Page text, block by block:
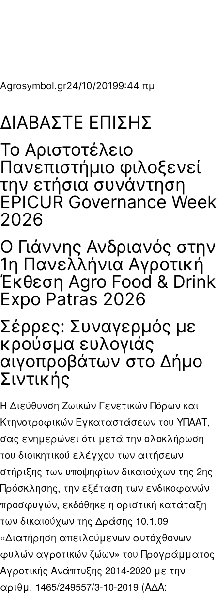
Agrosymbol.gr24/10/20199:44 πμ
ΔΙΑΒΑΣΤΕ ΕΠΙΣΗΣ
Το Αριστοτέλειο
Πανεπιστήμιο φιλοξενεί
την ετήσια συνάντηση
EPICUR Governance Week
2026
Ο Γιάννης Ανδριανός στην
1η Πανελλήνια Αγροτική
Έκθεση Agro Food & Drink
Expo Patras 2026
Σέρρες: Συναγερμός με
κρούσμα ευλογιάς
αιγοπροβάτων στο Δήμο
Σιντικής
Η Διεύθυνση Ζωικών Γενετικών Πόρων και
Κτηνοτροφικών Εγκαταστάσεων του ΥΠΑΑΤ,
σας ενημερώνει ότι μετά την ολοκλήρωση
του διοικητικού ελέγχου των αιτήσεων
στήριξης των υποψηφίων δικαιούχων της 2ης
Πρόσκλησης, την εξέταση των ενδικοφανών
προσφυγών, εκδόθηκε η οριστική κατάταξη
των δικαιούχων της Δράσης 10.1.09
«Διατήρηση απειλούμενων αυτόχθονων
φυλών αγροτικών ζώων» του Προγράμματος
Αγροτικής Ανάπτυξης 2014-2020 με την
αριθμ. 1465/249557/3-10-2019 (ΑΔΑ: